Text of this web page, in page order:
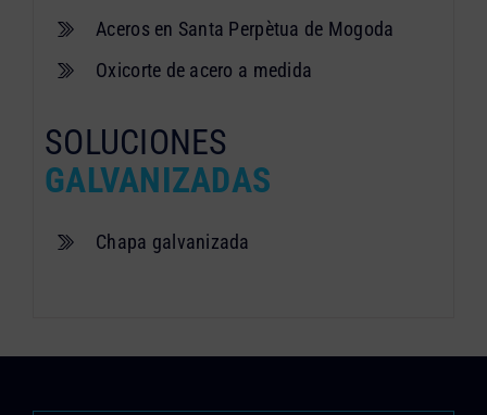
Aceros en Santa Perpètua de Mogoda
Oxicorte de acero a medida
SOLUCIONES
GALVANIZADAS
Chapa galvanizada